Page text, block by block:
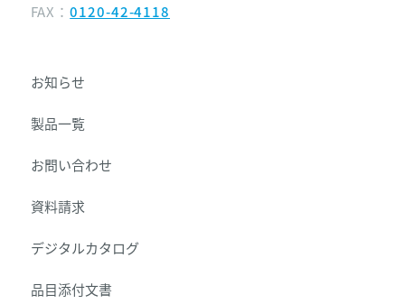
FAX：0120-42-4118
お知らせ
製品一覧
お問い合わせ
資料請求
デジタルカタログ
品目添付文書